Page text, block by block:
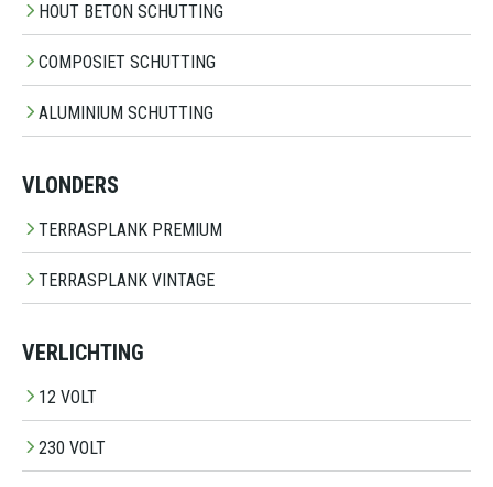
HOUT BETON SCHUTTING
COMPOSIET SCHUTTING
ALUMINIUM SCHUTTING
VLONDERS
TERRASPLANK PREMIUM
TERRASPLANK VINTAGE
VERLICHTING
12 VOLT
230 VOLT